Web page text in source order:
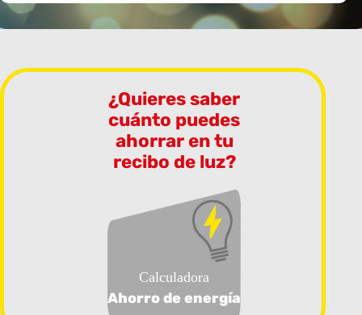
¿Quieres saber
cuánto puedes
ahorrar en tu
recibo de luz?
Calculadora
Ahorro de energía